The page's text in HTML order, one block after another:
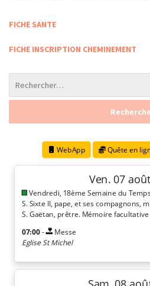
FICHE SANTE
FICHE INSCRIPTION CHEMINEMENT